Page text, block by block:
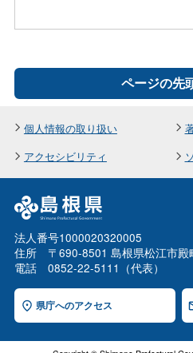
ページの先
個人情報の取り扱い
アクセシビリティ
法人番号1000020320005
住所 〒690-8501 島根県松江市殿
電話 0852-22-5111（代表）
県庁へのアクセス